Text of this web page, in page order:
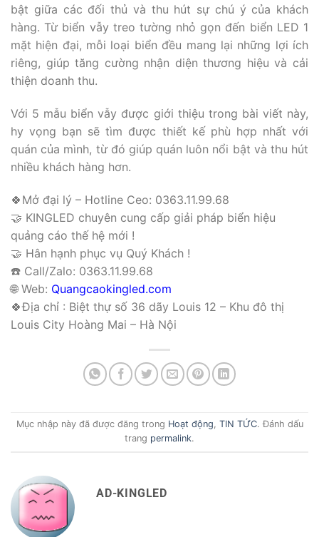
bật giữa các đối thủ và thu hút sự chú ý của khách
hàng. Từ biển vẫy treo tường nhỏ gọn đến biển LED 1
mặt hiện đại, mỗi loại biển đều mang lại những lợi ích
riêng, giúp tăng cường nhận diện thương hiệu và cải
thiện doanh thu.
Với 5 mẫu biển vẫy được giới thiệu trong bài viết này,
hy vọng bạn sẽ tìm được thiết kế phù hợp nhất với
quán của mình, từ đó giúp quán luôn nổi bật và thu hút
nhiều khách hàng hơn.
🍀Mở đại lý – Hotline Ceo: 0363.11.99.68
🤝 KINGLED chuyên cung cấp giải pháp biển hiệu
quảng cáo thế hệ mới !
🤝 Hân hạnh phục vụ Quý Khách !
☎️ Call/Zalo: 0363.11.99.68
🌐 Web: Quangcaokingled.com
🍀Địa chỉ : Biệt thự số 36 dãy Louis 12 – Khu đô thị
Louis City Hoàng Mai – Hà Nội
Mục nhập này đã được đăng trong Hoạt động, TIN TỨC. Đánh dấu
trang permalink.
AD-KINGLED